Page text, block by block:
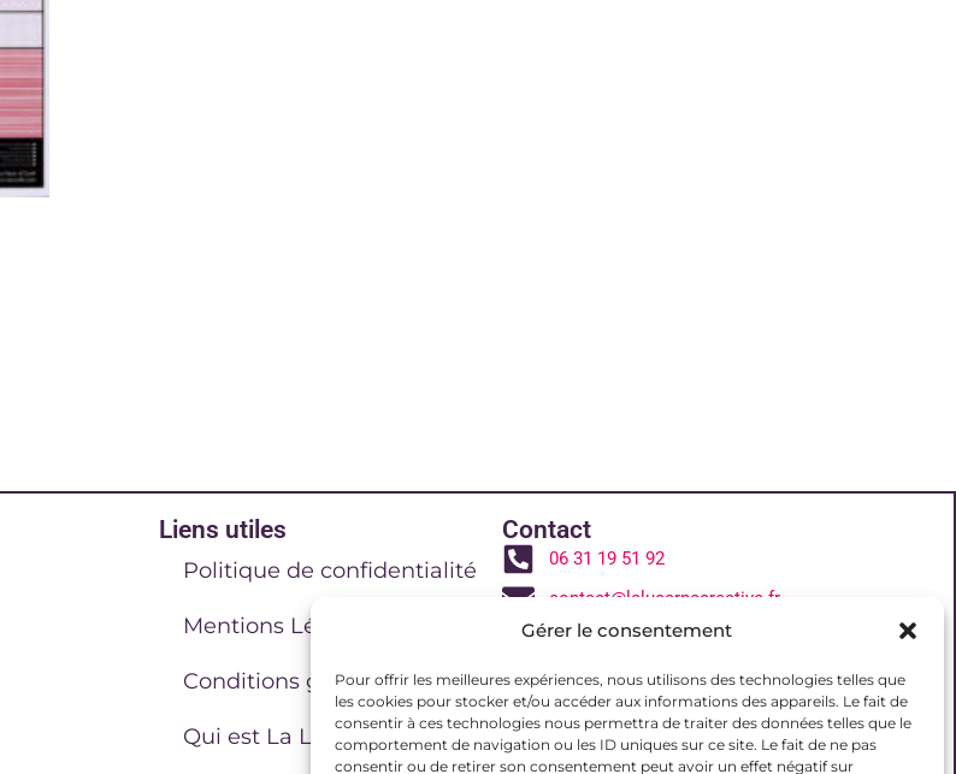
Gérer le consentement
Pour offrir les meilleures expériences, nous utilisons des technologies telles que
les cookies pour stocker et/ou accéder aux informations des appareils. Le fait de
consentir à ces technologies nous permettra de traiter des données telles que le
comportement de navigation ou les ID uniques sur ce site. Le fait de ne pas
consentir ou de retirer son consentement peut avoir un effet négatif sur
Liens utiles
Politique de confidentialité
Mentions Légales
Conditions générales de vente
Qui est La Lucarne Creative
Contact
06 31 19 51 92
contact@lalucarnecreative.fr
77700 Magny le Hongre